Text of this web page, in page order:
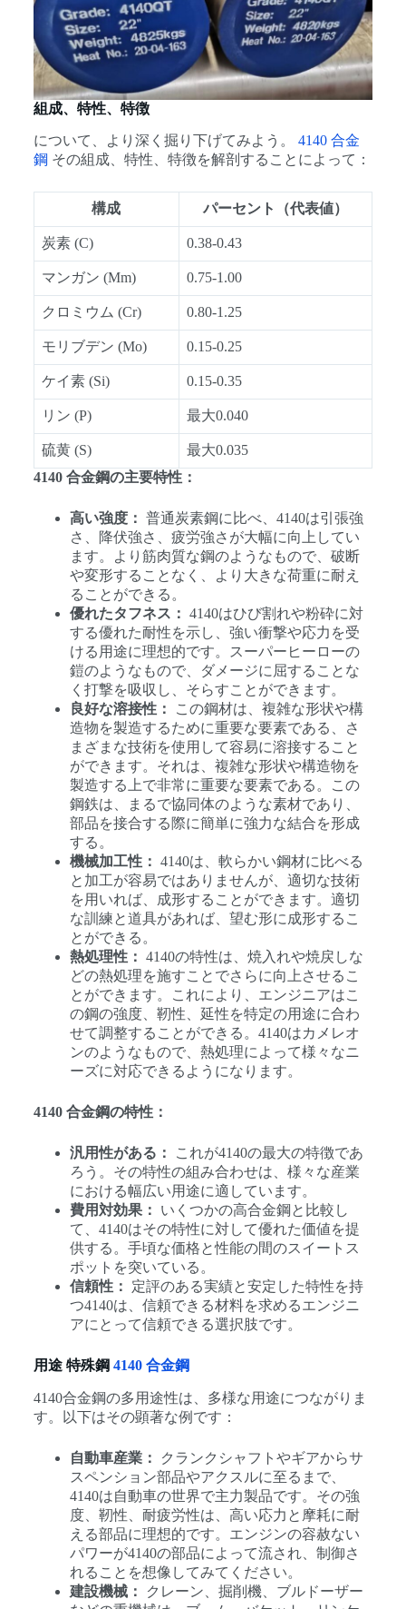
組成、特性、特徴
について、より深く掘り下げてみよう。 4140 合金
鋼 その組成、特性、特徴を解剖することによって：
構成 パーセント（代表値）
炭素 (C) 0.38-0.43
マンガン (Mm) 0.75-1.00
クロミウム (Cr) 0.80-1.25
モリブデン (Mo) 0.15-0.25
ケイ素 (Si) 0.15-0.35
リン (P) 最大0.040
硫黄 (S)
最大0.035
4140 合金鋼の主要特性：
高い強度： 普通炭素鋼に比べ、4140は引張強
さ、降伏強さ、疲労強さが大幅に向上してい
ます。より筋肉質な鋼のようなもので、破断
や変形することなく、より大きな荷重に耐え
ることができる。
優れたタフネス： 4140はひび割れや粉砕に対
する優れた耐性を示し、強い衝撃や応力を受
ける用途に理想的です。スーパーヒーローの
鎧のようなもので、ダメージに屈することな
く打撃を吸収し、そらすことができます。
良好な溶接性：
この鋼材は、複雑な形状や構
造物を製造するために重要な要素である、さ
まざまな技術を使用して容易に溶接すること
ができます。それは、複雑な形状や構造物を
製造する上で非常に重要な要素である。この
鋼鉄は、まるで協同体のような素材であり、
部品を接合する際に簡単に強力な結合を形成
する。
機械加工性： 4140は、軟らかい鋼材に比べる
と加工が容易ではありませんが、適切な技術
を用いれば、成形することができます。適切
な訓練と道具があれば、望む形に成形するこ
とができる。
熱処理性： 4140の特性は、焼入れや焼戻しな
どの熱処理を施すことでさらに向上させるこ
とができます。これにより、エンジニアはこ
の鋼の強度、靭性、延性を特定の用途に合わ
せて調整することができる。4140はカメレオ
ンのようなもので、熱処理によって様々なニ
ーズに対応できるようになります。
4140 合金鋼の特性：
汎用性がある：
これが4140の最大の特徴であ
ろう。その特性の組み合わせは、様々な産業
における幅広い用途に適しています。
費用対効果：
いくつかの高合金鋼と比較し
て、4140はその特性に対して優れた価値を提
供する。手頃な価格と性能の間のスイートス
ポットを突いている。
信頼性：
定評のある実績と安定した特性を持
つ4140は、信頼できる材料を求めるエンジニ
アにとって信頼できる選択肢です。
用途 特殊鋼 4140 合金鋼
4140合金鋼の多用途性は、多様な用途につながりま
す。以下はその顕著な例です：
自動車産業：
クランクシャフトやギアからサ
スペンション部品やアクスルに至るまで、
4140は自動車の世界で主力製品です。その強
度、靭性、耐疲労性は、高い応力と摩耗に耐
える部品に理想的です。エンジンの容赦ない
パワーが4140の部品によって流され、制御さ
れることを想像してみてください。
建設機械：
クレーン、掘削機、ブルドーザー